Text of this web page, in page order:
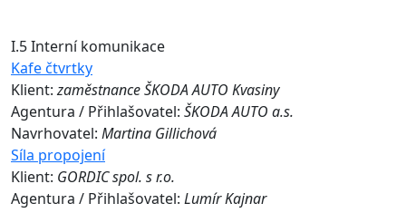
I.5 Interní komunikace
Kafe čtvrtky
Klient:zaměstnance ŠKODA AUTO Kvasiny
Agentura / Přihlašovatel: ŠKODA AUTO a.s.
Navrhovatel: Martina Gillichová
Síla propojení
Klient: GORDIC spol. s r.o.
Agentura / Přihlašovatel: Lumír Kajnar